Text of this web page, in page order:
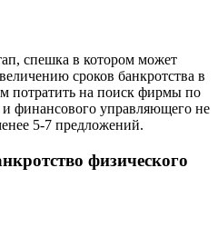
спешка в котором может
сроков банкротства в
потратить на поиск фирмы по
финансового управляющего не
5-7 предложений.
физического